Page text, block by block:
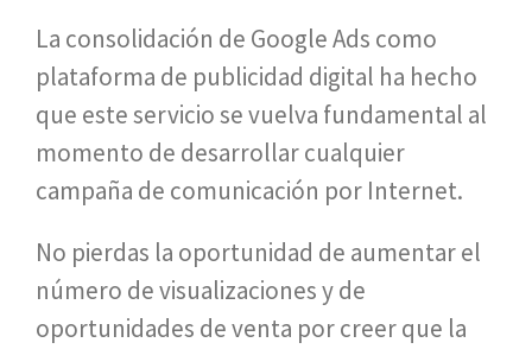
La consolidación de Google Ads como
plataforma de publicidad digital ha hecho
que este servicio se vuelva fundamental al
momento de desarrollar cualquier
campaña de comunicación por Internet.
No pierdas la oportunidad de aumentar el
número de visualizaciones y de
oportunidades de venta por creer que la